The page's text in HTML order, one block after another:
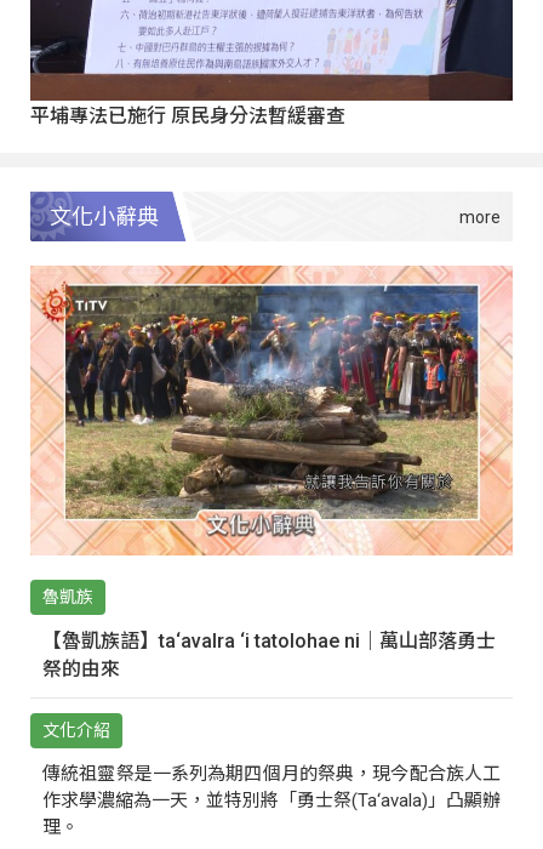
平埔專法已施行 原民身分法暫緩審查
文化小辭典
魯凱族
【魯凱族語】ta‘avalra ‘i tatolohae ni｜萬山部落勇士
祭的由來
文化介紹
傳統祖靈祭是一系列為期四個月的祭典，現今配合族人工
作求學濃縮為一天，並特別將「勇士祭(Ta‘avala)」凸顯辦
理。